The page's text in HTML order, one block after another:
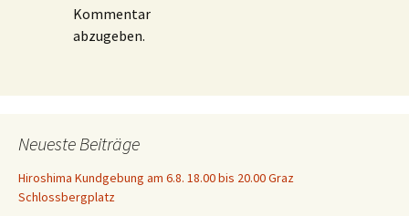
Kommentar
abzugeben.
Neueste Beiträge
Hiroshima Kundgebung am 6.8. 18.00 bis 20.00 Graz
Schlossbergplatz